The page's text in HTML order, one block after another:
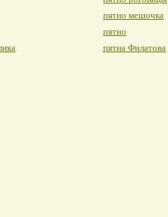
пятно мешочка
пятно
пятна Филатова